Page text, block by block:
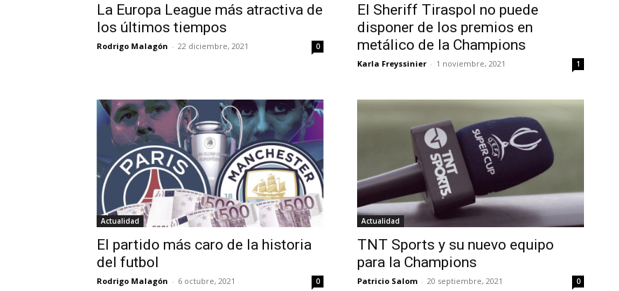
La Europa League más atractiva de
los últimos tiempos
Rodrigo Malagón - 22 diciembre, 2021 0
El Sheriff Tiraspol no puede
disponer de los premios en
metálico de la Champions
Karla Freyssinier - 1 noviembre, 2021 1
Actualidad
El partido más caro de la historia
del futbol
Rodrigo Malagón - 6 octubre, 2021 0
Actualidad
TNT Sports y su nuevo equipo
para la Champions
Patricio Salom - 20 septiembre, 2021 0